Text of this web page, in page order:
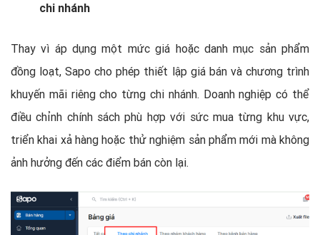
chi nhánh
Thay vì áp dụng một mức giá hoặc danh mục sản phẩm
đồng loạt, Sapo cho phép thiết lập giá bán và chương trình
khuyến mãi riêng cho từng chi nhánh. Doanh nghiệp có thể
điều chỉnh chính sách phù hợp với sức mua từng khu vực,
triển khai xả hàng hoặc thử nghiệm sản phẩm mới mà không
ảnh hưởng đến các điểm bán còn lại.